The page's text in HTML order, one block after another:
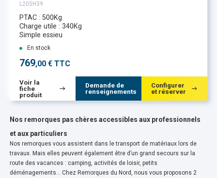
L205H39
PTAC : 500Kg
Charge utile : 340Kg
Simple essieu
En stock
769,00 € TTC
Voir la
fiche
produit
Demande de
renseignements
Configurer
et réserver
Nos remorques pas chères accessibles aux professionnels
et aux particuliers
Nos remorques vous assistent dans le transport de matériaux lors de
travaux. Mais elles peuvent également être d’un grand secours sur la
route des vacances : camping, activités de loisir, petits
déménagements… Chez Remorques du Nord, nous vous proposons 2